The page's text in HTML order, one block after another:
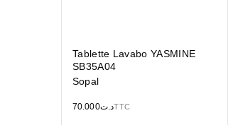
Tablette Lavabo YASMINE
SB35A04
Sopal
د.ت70.000 TTC